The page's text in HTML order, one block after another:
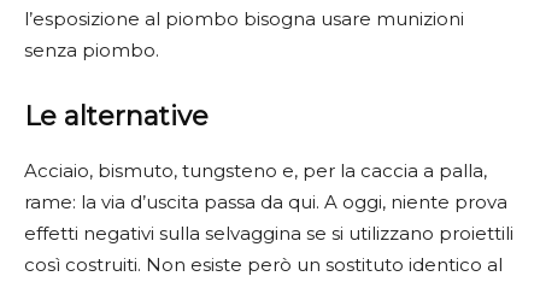
l’esposizione al piombo bisogna usare munizioni
senza piombo.
Le alternative
Acciaio, bismuto, tungsteno e, per la caccia a palla,
rame: la via d’uscita passa da qui. A oggi, niente prova
effetti negativi sulla selvaggina se si utilizzano proiettili
così costruiti. Non esiste però un sostituto identico al